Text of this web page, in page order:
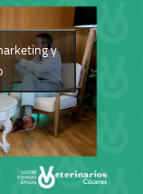
y